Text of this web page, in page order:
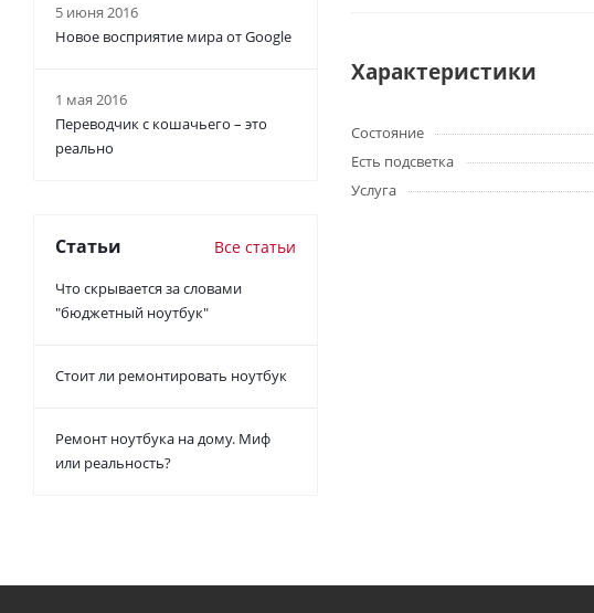
Характеристики
Состояние
Есть подсветка
Услуга
5 июня 2016
Новое восприятие мира от Google
1 мая 2016
Переводчик с кошачьего – это
реально
Статьи Все статьи
Что скрывается за словами
"бюджетный ноутбук"
Стоит ли ремонтировать ноутбук
Ремонт ноутбука на дому. Миф
или реальность?